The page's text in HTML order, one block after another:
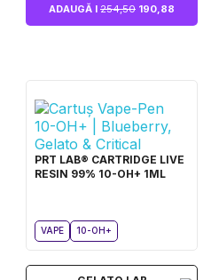
ADAUGĂ I 254,50 190,88
PRT LAB® CARTRIDGE LIVE
RESIN 99% 10-OH+ 1ML
VAPE 10-OH+